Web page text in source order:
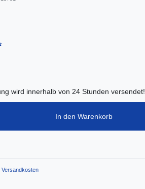
wird innerhalb von 24 Stunden versendet!
In den Warenkorb
Versandkosten